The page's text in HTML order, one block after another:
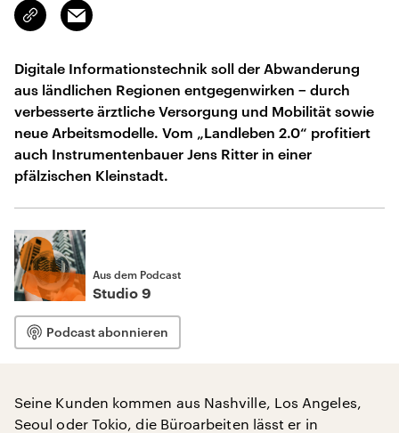
Link
kopieren/teilen
Email
Digitale Informationstechnik soll der Abwanderung
aus ländlichen Regionen entgegenwirken − durch
verbesserte ärztliche Versorgung und Mobilität sowie
neue Arbeitsmodelle. Vom „Landleben 2.0“ profitiert
auch Instrumentenbauer Jens Ritter in einer
pfälzischen Kleinstadt.
Aus dem Podcast
Studio 9
Podcast abonnieren
Seine Kunden kommen aus Nashville, Los Angeles,
Seoul oder Tokio, die Büroarbeiten lässt er in